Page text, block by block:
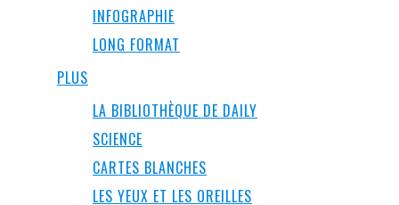
INFOGRAPHIE
LONG FORMAT
PLUS
LA BIBLIOTHÈQUE DE DAILY
SCIENCE
CARTES BLANCHES
LES YEUX ET LES OREILLES